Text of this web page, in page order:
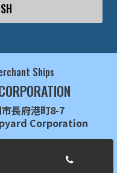
Ships
長府港町8-7
Corporation